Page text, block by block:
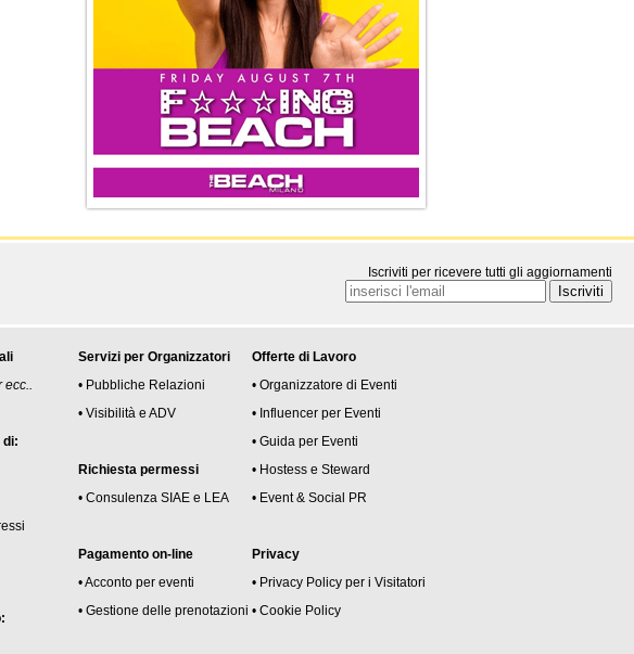
Iscriviti per ricevere tutti gli aggiornamenti
ecc..
di:
Servizi per Organizzatori
• Pubbliche Relazioni
• Visibilità e ADV
Richiesta permessi
• Consulenza SIAE e LEA
Pagamento on-line
• Acconto per eventi
• Gestione delle prenotazioni
Offerte di Lavoro
• Organizzatore di Eventi
• Influencer per Eventi
• Guida per Eventi
• Hostess e Steward
• Event & Social PR
Privacy
• Privacy Policy per i Visitatori
• Cookie Policy